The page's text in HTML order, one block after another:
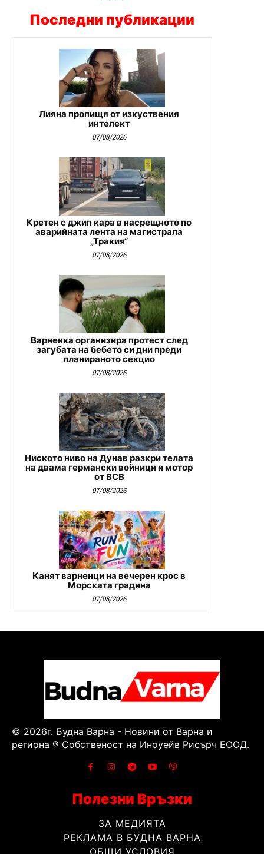
Последни публикации
Лияна пропищя от изкуствения
интелект
07/08/2026
Кретен с джип кара в насрещното по
аварийната лента на магистрала
„Тракия“
07/08/2026
Варненка организира протест след
загубата на бебето си дни преди
планираното секцио
07/08/2026
Ниското ниво на Дунав разкри телата
на двама германски войници и мотор
от ВСВ
07/08/2026
Канят варненци на вечерен крос в
Морската градина
07/08/2026
© 2026г. Будна Варна - Новини от Варна и
региона ® Собственост на Иноуейв Рисърч ЕООД.
Полезни Връзки
ЗА МЕДИЯТА
РЕКЛАМА В БУДНА ВАРНА
ОБЩИ УСЛОВИЯ